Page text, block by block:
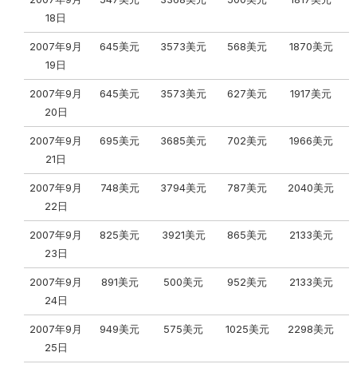
18日
2007年9月
19日
645美元 3573美元 568美元 1870美元
2007年9月
20日
645美元 3573美元 627美元 1917美元
2007年9月
21日
695美元 3685美元 702美元 1966美元
2007年9月
22日
748美元 3794美元 787美元 2040美元
2007年9月
23日
825美元 3921美元 865美元 2133美元
2007年9月
24日
891美元 500美元 952美元 2133美元
2007年9月
25日
949美元 575美元 1025美元 2298美元